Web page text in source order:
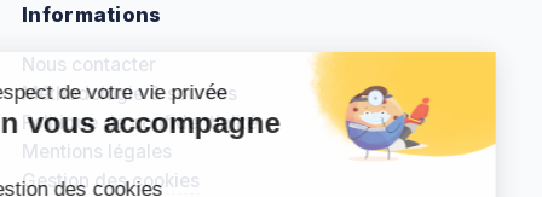
Informations
Nous contacter
Méthodologie & sources
Politique de confidentialité
Mentions légales
Gestion des cookies